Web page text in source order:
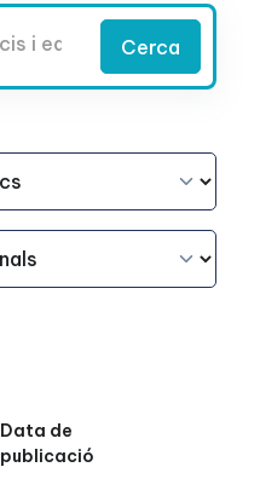
Cerca
Data de
publicació